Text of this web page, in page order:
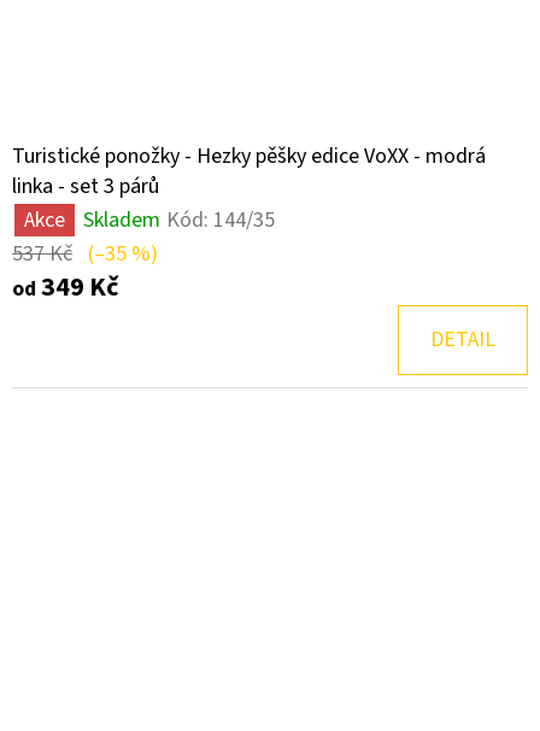
Turistické ponožky - Hezky pěšky edice VoXX - modrá
linka - set 3 párů
Akce Skladem Kód: 144/35
537 Kč (–35 %)
od 349 Kč
DETAIL